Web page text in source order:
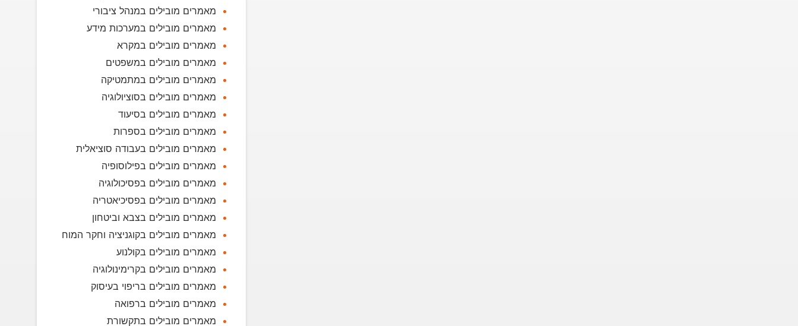
מאמרים מובילים במנהל ציבורי
מאמרים מובילים במערכות מידע
מאמרים מובילים במקרא
מאמרים מובילים במשפטים
מאמרים מובילים במתמטיקה
מאמרים מובילים בסוציולוגיה
מאמרים מובילים בסיעוד
מאמרים מובילים בספרות
מאמרים מובילים בעבודה סוציאלית
מאמרים מובילים בפילוסופיה
מאמרים מובילים בפסיכולוגיה
מאמרים מובילים בפסיכיאטריה
מאמרים מובילים בצבא וביטחון
מאמרים מובילים בקוגניציה וחקר המוח
מאמרים מובילים בקולנוע
מאמרים מובילים בקרימינולוגיה
מאמרים מובילים בריפוי בעיסוק
מאמרים מובילים ברפואה
מאמרים מובילים בתקשורת